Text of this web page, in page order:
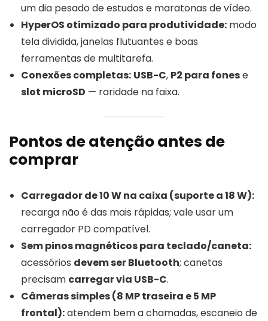
um dia pesado de estudos e maratonas de vídeo.
HyperOS otimizado para produtividade: modo
tela dividida, janelas flutuantes e boas
ferramentas de multitarefa.
Conexões completas: USB-C, P2 para fonese
slot microSD — raridade na faixa.
Pontos de atenção antes de
comprar
Carregador de 10 W na caixa (suporte a 18 W):
recarga não é das mais rápidas; vale usar um
carregador PD compatível.
Sem pinos magnéticos para teclado/caneta:
acessórios devem ser Bluetooth; canetas
precisam carregar via USB-C.
Câmeras simples (8 MP traseira e 5 MP
frontal):atendem bem a chamadas, escaneio de